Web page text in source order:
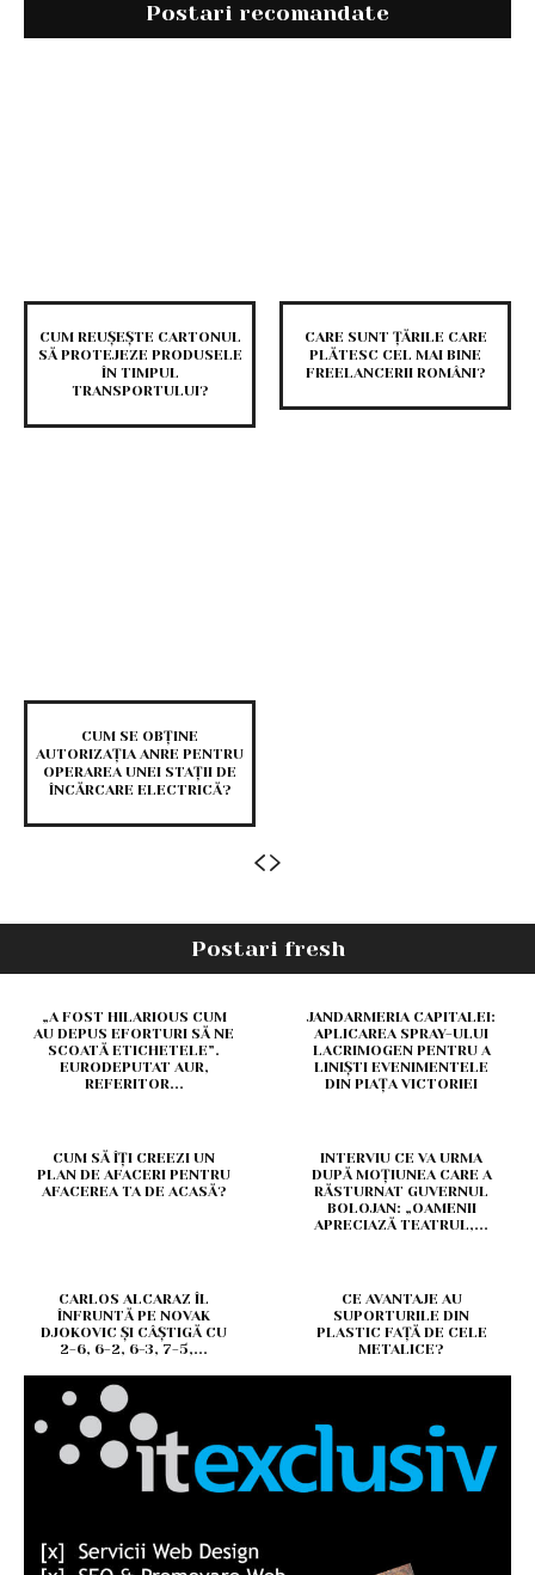
Postari recomandate
CUM REUȘEȘTE CARTONUL
SĂ PROTEJEZE PRODUSELE
ÎN TIMPUL
TRANSPORTULUI?
CARE SUNT ȚĂRILE CARE
PLĂTESC CEL MAI BINE
FREELANCERII ROMÂNI?
CUM SE OBȚINE
AUTORIZAȚIA ANRE PENTRU
OPERAREA UNEI STAȚII DE
ÎNCĂRCARE ELECTRICĂ?
Postari fresh
„A FOST HILARIOUS CUM
AU DEPUS EFORTURI SĂ NE
SCOATĂ ETICHETELE”.
EURODEPUTAT AUR,
REFERITOR...
JANDARMERIA CAPITALEI:
APLICAREA SPRAY-ULUI
LACRIMOGEN PENTRU A
LINIȘTI EVENIMENTELE
DIN PIAȚA VICTORIEI
CUM SĂ ÎȚI CREEZI UN
PLAN DE AFACERI PENTRU
AFACEREA TA DE ACASĂ?
INTERVIU CE VA URMA
DUPĂ MOȚIUNEA CARE A
RĂSTURNAT GUVERNUL
BOLOJAN: „OAMENII
APRECIAZĂ TEATRUL,...
CARLOS ALCARAZ ÎL
ÎNFRUNTĂ PE NOVAK
DJOKOVIC ȘI CÂȘTIGĂ CU
2-6, 6-2, 6-3, 7-5,...
CE AVANTAJE AU
SUPORTURILE DIN
PLASTIC FAȚĂ DE CELE
METALICE?